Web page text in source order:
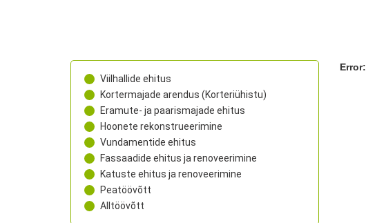
Viilhallide ehitus
Kortermajade arendus (Korteriühistu)
Eramute- ja paarismajade ehitus
Hoonete rekonstrueerimine
Vundamentide ehitus
Fassaadide ehitus ja renoveerimine
Katuste ehitus ja renoveerimine
Peatöövõtt
Alltöövõtt
Error: